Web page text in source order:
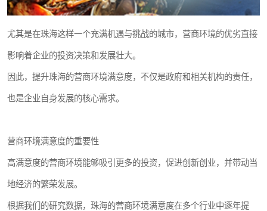
尤其是在珠海这样一个充满机遇与挑战的城市，营商环境的优劣直接
影响着企业的投资决策和发展壮大。
因此，提升珠海的营商环境满意度，不仅是政府和相关机构的责任，
也是企业自身发展的核心需求。
营商环境满意度的重要性
高满意度的营商环境能够吸引更多的投资，促进创新创业，并带动当
地经济的繁荣发展。
根据我们的研究数据，珠海的营商环境满意度在多个行业中逐年提